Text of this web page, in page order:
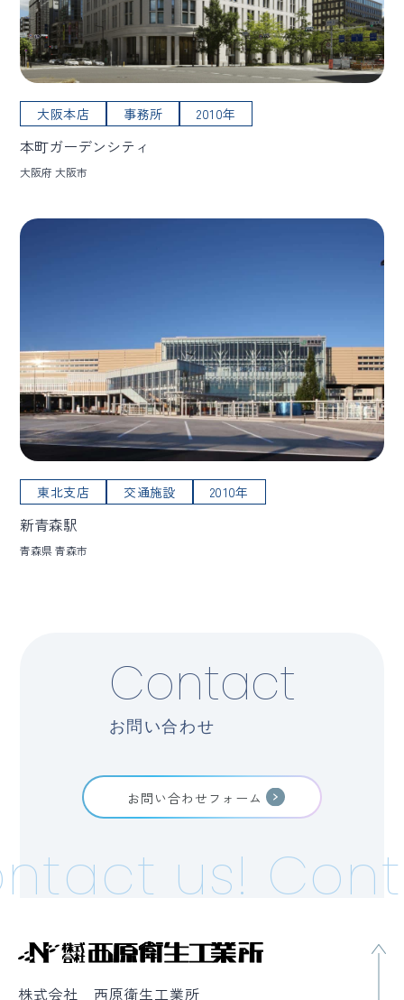
大阪本店 事務所 2010年
本町ガーデンシティ
大阪府 大阪市
東北支店 交通施設 2010年
新青森駅
青森県 青森市
Contact
お問い合わせ
お問い合わせフォーム
us!
株式会社 西原衛生工業所